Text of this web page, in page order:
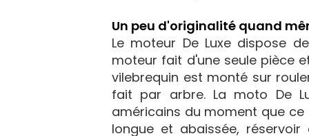
Un peu d'originalité quand
Le moteur De Luxe dispose
moteur fait d'une seule pièce
vilebrequin est monté sur
fait par arbre. La moto De
américains du moment que
longue et abaissée,